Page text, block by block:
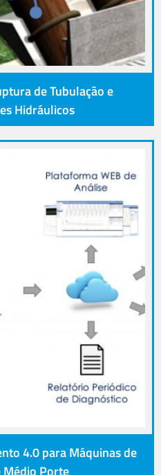
de Tubulação e
Hidráulicos
4.0 para Máquinas de
Médio Porte